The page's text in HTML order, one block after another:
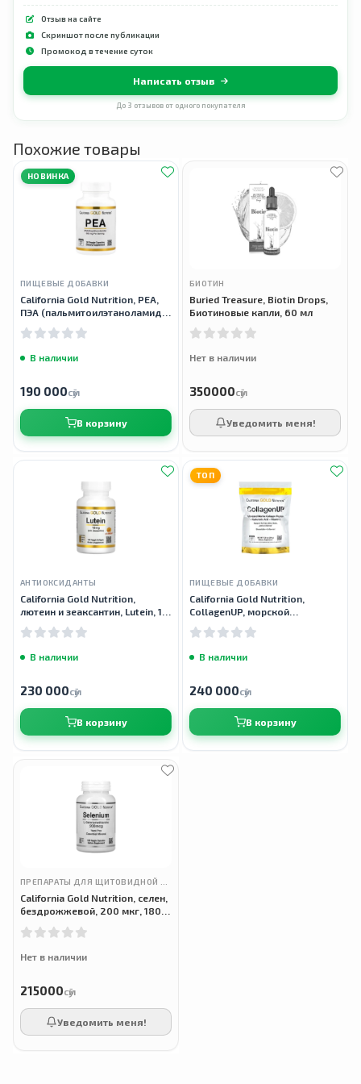
Отзыв на сайте
Скриншот после публикации
Промокод в течение суток
Написать отзыв
До 3 отзывов от одного покупателя
Похожие товары
НОВИНКА
ПИЩЕВЫЕ ДОБАВКИ
California Gold Nutrition, PEA,
ПЭА (пальмитоилэтаноламид),
В наличии
190 000сӯм
В корзину
БИОТИН
Buried Treasure, Biotin Drops,
Биотиновые капли, 60 мл
Нет в наличии
350000сӯм
Уведомить меня!
АНТИОКСИДАНТЫ
California Gold Nutrition,
лютеин и зеаксантин, Lutein, 10
мг, 120 растительных капсул
В наличии
230 000сӯм
В корзину
ТОП
ПИЩЕВЫЕ ДОБАВКИ
California Gold Nutrition,
CollagenUP, морской
гидролизованный коллаген,
гиалуроновая кислота и
В наличии
240 000сӯм
В корзину
California Gold Nutrition, селен,
бездрожжевой, 200 мкг, 180
Нет в наличии
215000сӯм
Уведомить меня!